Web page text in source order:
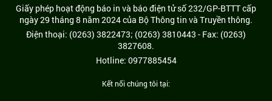
Giấy phép hoạt động báo in và báo điện tử số 232/GP-BTTT cấp
ngày 29 tháng 8 năm 2024 của Bộ Thông tin và Truyền thông.
Điện thoại: (0263) 3822473; (0263) 3810443 - Fax: (0263)
3827608.
Hotline: 0977885454
Kết nối chúng tôi tại: